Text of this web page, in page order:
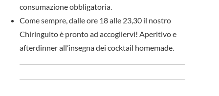
consumazione obbligatoria.
Come sempre, dalle ore 18 alle 23,30 il nostro
Chiringuito è pronto ad accogliervi! Aperitivo e
afterdinner all’insegna dei cocktail homemade.